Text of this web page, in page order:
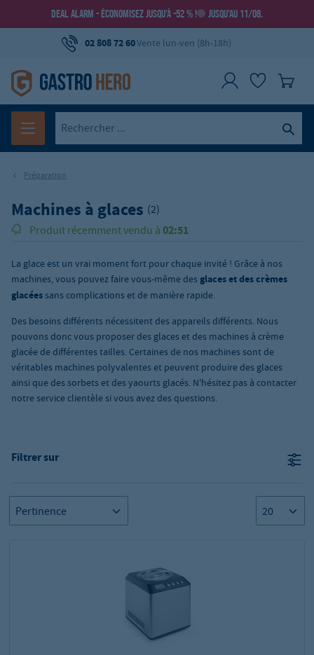
DEAL ALARM - ÉCONOMISEZ JUSQU’À -52 % ! JUSQU’AU 11/08.
02 808 72 60Vente lun-ven (8h-18h)
Préparation
Machines à glaces (2)
Produit récemment vendu à 02:51
La glace est un vrai moment fort pour chaque invité ! Grâce à nos
machines, vous pouvez faire vous-même desglaces et des crèmes
glacées sans complications et de manière rapide.
Des besoins différents nécessitent des appareils différents. Nous
pouvons donc vous proposer des glaces et des machines à crème
glacée de différentes tailles. Certaines de nos machines sont de
véritables machines polyvalentes et peuvent produire des glaces
ainsi que des sorbets et des yaourts glacés. N'hésitez pas à contacter
notre service clientèle si vous avez des questions.
Filtrer sur